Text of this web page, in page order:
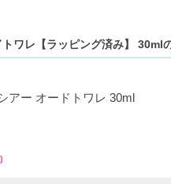
ワレ【ラッピング済み】 30ml
アー オードトワレ 30ml